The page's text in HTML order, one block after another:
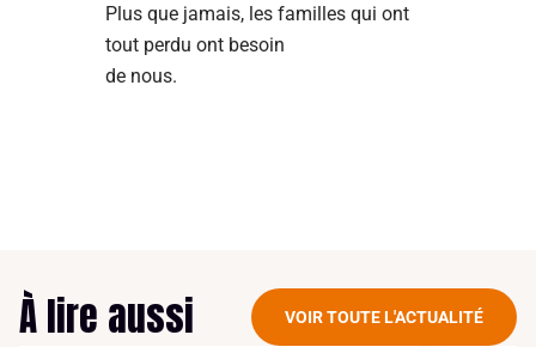
Plus que jamais, les familles qui ont
tout perdu ont besoin
de nous.
À lire aussi VOIR TOUTE L'ACTUALITÉ